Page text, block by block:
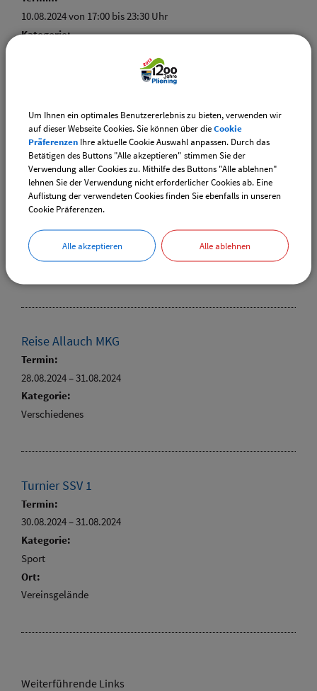
10.08.2024 von 17:00 bis 23:30 Uhr
Kategorie:
Pfarrfest
Termin:
15.08.2024
Kategorie:
Kirche
Ort:
Reise Allauch MKG
Termin:
28.08.2024–31.08.2024
Kategorie:
Verschiedenes
Turnier SSV 1
Termin:
30.08.2024–31.08.2024
Kategorie:
Sport
Ort:
Vereinsgelände
Weiterführende Links
Um Ihnen ein optimales Benutzererlebnis zu bieten, verwenden wir
auf dieser Webseite Cookies. Sie können über dieCookie
Präferenzen Ihre aktuelle Cookie Auswahl anpassen. Durch das
Betätigen des Buttons "Alle akzeptieren" stimmen Sie der
Verwendung aller Cookies zu. Mithilfe des Buttons "Alle ablehnen"
lehnen Sie der Verwendung nicht erforderlicher Cookies ab. Eine
Auflistung der verwendeten Cookies finden Sie ebenfalls in unseren
Cookie Präferenzen.
Alle akzeptieren Alle ablehnen